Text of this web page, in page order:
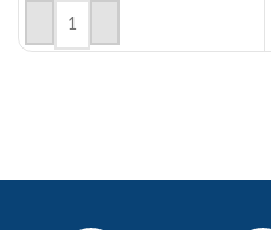
IN DEN WARENKORB